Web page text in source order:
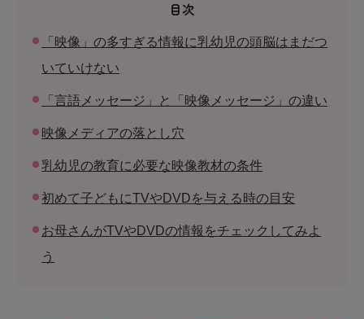
目次
「映像」の多すぎる情報に乳幼児の頭脳はまだつ
いていけない
「言語メッセージ」と「映像メッセージ」の違い
映像メディアの落とし穴
乳幼児の教育に必要な映像教材の条件
初めて子どもにTVやDVDを与える時の目安
お母さんがTVやDVDの情報をチェックしてみよ
う